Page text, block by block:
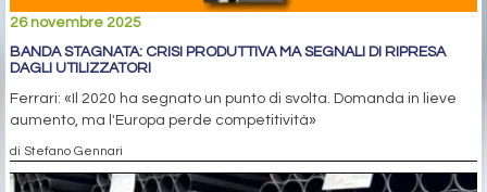
26 novembre 2025
BANDA STAGNATA: CRISI PRODUTTIVA MA SEGNALI DI RIPRESA
DAGLI UTILIZZATORI
Ferrari: «Il 2020 ha segnato un punto di svolta. Domanda in lieve
aumento, ma l'Europa perde competitività»
di Stefano Gennari